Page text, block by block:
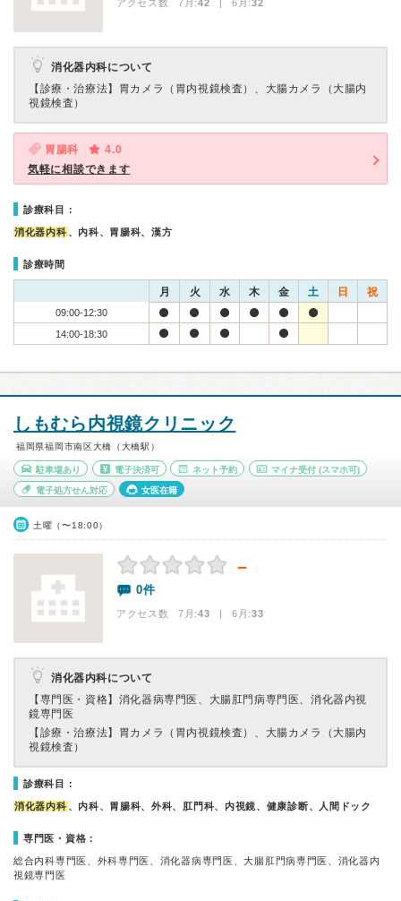
アクセス数 7月:42 | 6月:32
消化器内科について
【診療・治療法】 胃カメラ（胃内視鏡検査）、大腸カメラ（大腸内
視鏡検査）
胃腸科
4.0
気軽に相談できます
診療科目：
消化器内科 、内科、胃腸科、漢方
診療時間
月 火 水 木 金 土 日 祝
09:00-12:30
14:00-18:30
しもむら内視鏡クリニック
福岡県福岡市南区大橋（大橋駅）
駐車場あり 電子決済可 ネット予約 マイナ受付 (スマホ可)
電子処方せん対応 女医在籍
土曜（〜18:00）
－
0件
アクセス数 7月:43 | 6月:33
消化器内科について
【専門医・資格】 消化器病専門医、大腸肛門病専門医、消化器内視
鏡専門医
【診療・治療法】 胃カメラ（胃内視鏡検査）、大腸カメラ（大腸内
視鏡検査）
診療科目：
消化器内科 、内科、胃腸科、外科、肛門科、内視鏡、健康診断、人間ドック
専門医・資格：
総合内科専門医、外科専門医、消化器病専門医、大腸肛門病専門医、消化器内
視鏡専門医